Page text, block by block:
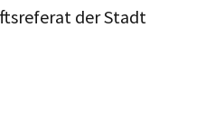
der Stadt